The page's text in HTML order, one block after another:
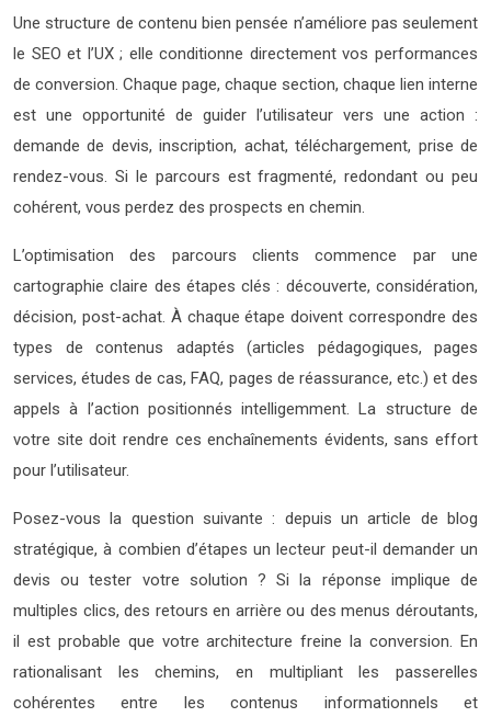
Une structure de contenu bien pensée n’améliore pas seulement
le SEO et l’UX ; elle conditionne directement vos performances
de conversion. Chaque page, chaque section, chaque lien interne
est une opportunité de guider l’utilisateur vers une action :
demande de devis, inscription, achat, téléchargement, prise de
rendez-vous. Si le parcours est fragmenté, redondant ou peu
cohérent, vous perdez des prospects en chemin.
L’optimisation des parcours clients commence par une
cartographie claire des étapes clés : découverte, considération,
décision, post-achat. À chaque étape doivent correspondre des
types de contenus adaptés (articles pédagogiques, pages
services, études de cas, FAQ, pages de réassurance, etc.) et des
appels à l’action positionnés intelligemment. La structure de
votre site doit rendre ces enchaînements évidents, sans effort
pour l’utilisateur.
Posez-vous la question suivante : depuis un article de blog
stratégique, à combien d’étapes un lecteur peut-il demander un
devis ou tester votre solution ? Si la réponse implique de
multiples clics, des retours en arrière ou des menus déroutants,
il est probable que votre architecture freine la conversion. En
rationalisant les chemins, en multipliant les passerelles
cohérentes entre les contenus informationnels et